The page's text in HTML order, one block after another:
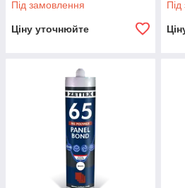
Наші менеджера намагаються
в найкоротші терміни. Саме
значно скорочує терміни доставки
Під замовлення
Ціну уточнюйте